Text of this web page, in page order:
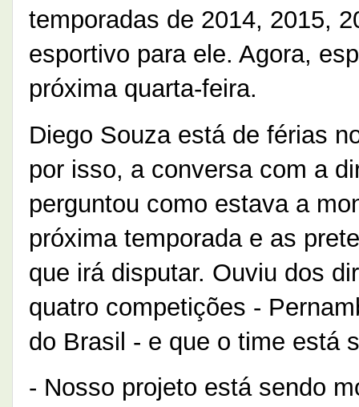
temporadas de 2014, 2015,
esportivo para ele. Agora,
próxima quarta-feira.
Diego Souza está de férias
por isso, a conversa com a
perguntou como estava a
próxima temporada e as
que irá disputar. Ouviu dos
quatro competições -
do Brasil - e que o time está
- Nosso projeto está sendo